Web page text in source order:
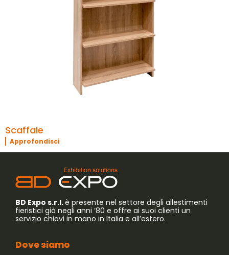
Scaffale
Approfondisci
BD Expo s.r.l.è presente nel settore degli allestimenti
fieristici già negli anni ’80 e offre ai suoi clienti un
servizio chiavi in mano in Italia e all’estero.
Dove siamo